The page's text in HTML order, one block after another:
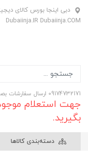
دبی اینجا بورس کالای
Dubaiinja.IR Dubaiinja.COM
09174732171 ارسال سفارشات بصورت پس‌کرایه تیپاکس
جهت استعلام
بگیرید.
دسته‌بندی کالاها